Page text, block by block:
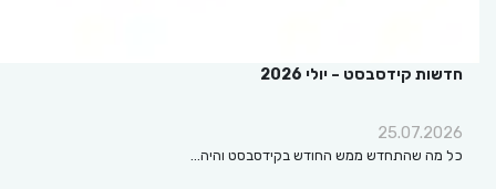
חדשות קידסבסט – יולי 2026
25.07.2026
כל מה שהתחדש ממש החודש בקידסבסט והיה…